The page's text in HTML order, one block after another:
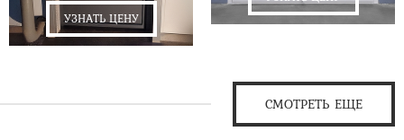
УЗНАТЬ ЦЕНУ
СМОТРЕТЬ ЕЩЕ